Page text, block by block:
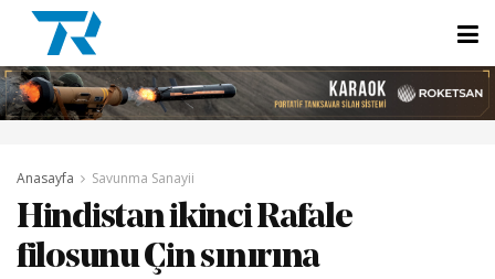
Anasayfa Savunma Sanayii
Hindistan ikinci Rafale
filosunu Çin sınırına